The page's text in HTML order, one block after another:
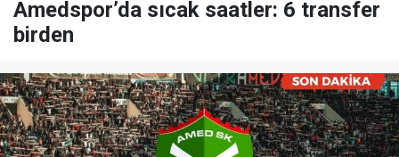
Amedspor’da sıcak saatler: 6 transfer
birden